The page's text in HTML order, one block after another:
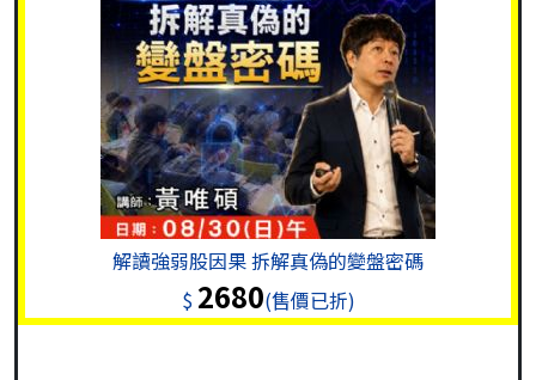
解讀強弱股因果 拆解真偽的變盤密碼
$ 2680(售價已折)